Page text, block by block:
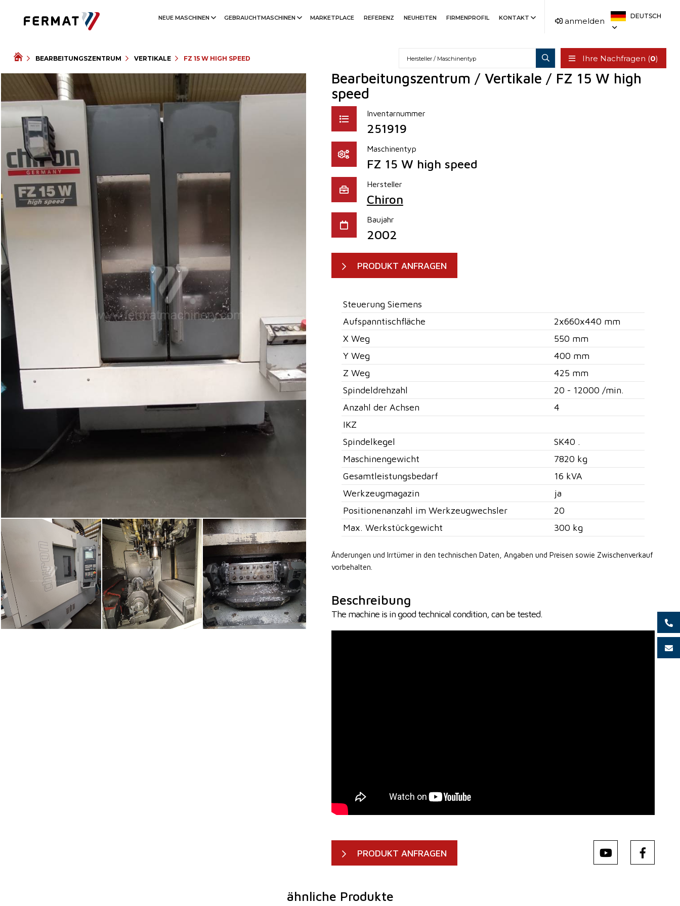
NEUE MASCHINEN GEBRAUCHTMASCHINEN MARKETPLACE REFERENZ NEUHEITEN FIRMENPROFIL KONTAKT anmelden
DEUTSCH
BEARBEITUNGSZENTRUM VERTIKALE FZ 15 W HIGH SPEED Ihre Nachfragen (0)
Bearbeitungszentrum / Vertikale / FZ 15 W high
speed
Inventarnummer
251919
Maschinentyp
FZ 15 W high speed
Hersteller
Chiron
Baujahr
2002
PRODUKT ANFRAGEN
Steuerung Siemens
Aufspanntischfläche
2x660x440 mm
X Weg
550 mm
Y Weg
400 mm
Z Weg
425 mm
Spindeldrehzahl
20 - 12000 /min.
Anzahl der Achsen
4
IKZ
Spindelkegel
SK40 .
Maschinengewicht
7820 kg
Gesamtleistungsbedarf
16 kVA
Werkzeugmagazin
ja
Positionenanzahl im Werkzeugwechsler
20
Max. Werkstückgewicht
300 kg
Änderungen und Irrtümer in den technischen Daten, Angaben und Preisen sowie Zwischenverkauf
vorbehalten.
Beschreibung
The machine is in good technical condition, can be tested.
PRODUKT ANFRAGEN
ähnliche Produkte